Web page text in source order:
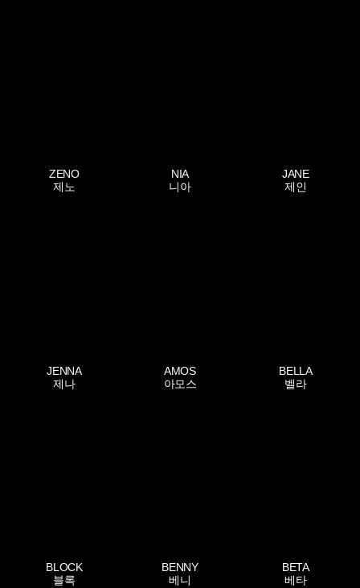
ZENO
제노
NIA
니아
JANE
제인
JENNA
제나
AMOS
아모스
BELLA
벨라
BLOCK
블록
BENNY
베니
BETA
베타